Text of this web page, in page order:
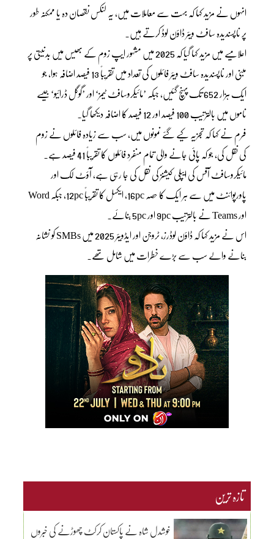
انہوں نے مزید کہا کہ بہت سے معاملات میں، یہ لنکس نقصان دہ یا ممکنہ طور
پر ناپسندیدہ سافٹ ویئر ڈاؤن لوڈ کرتے ہیں۔
اعلامیے میں مزید کہا گیا کہ 2025 میں مشہور ایپ زوم کے بھیس میں بدنیتی پر
مبنی اور ناپسندیدہ سافٹ ویئر فائلوں کی تعداد میں تقریباً 13 فیصد اضافہ ہوا، جو
ایک ہزار 652 تک پہنچ گئیں، جبکہ ’مائیکروسافٹ ٹیمز‘ اور ’گوگل ڈرائیو‘ جیسے
ناموں میں بالترتیب 100 فیصد اور 12 فیصد کا اضافہ دیکھا گیا۔
فرم نے کہا کہ تجزیہ کیے گئے نمونوں میں، سب سے زیادہ فائلوں نے زوم
کی نقل کی، جو کہ پائی جانے والی تمام منفرد فائلوں کا تقریباً 41 فیصد ہے۔
مائیکروسافٹ آفس کی ایپلی کیشنز کی نقل کی جا رہی ہے، آؤٹ لک اور
پاورپوائنٹ میں سے ہر ایک کا حصہ 16pc، ایکسل کا تقریباً 12pc، جبکہ Word
اور Teams نے بالترتیب 9pc اور 5pc بنائے۔
اس نے مزید کہا کہ ڈاؤن لوڈرز، ٹروجن اور ایڈویئر 2025 میں SMBs کو نشانہ
بنانے والے سب سے بڑے خطرات میں شامل تھے۔
تازہ ترین
خوشدل شاہ نے پاکستان کرکٹ چھوڑنے کی خبروں